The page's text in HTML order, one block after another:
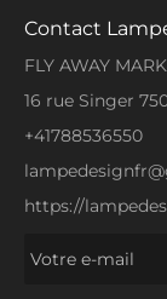
Contact
FLY AWAY
16 rue Singer
+41788536550
https://